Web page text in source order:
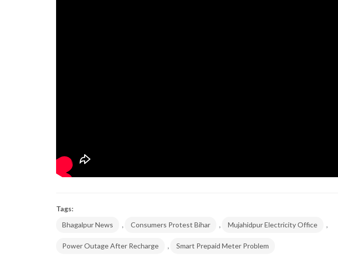
Tags:
Bhagalpur News
, Consumers Protest Bihar , Mujahidpur Electricity Office ,
Power Outage After Recharge , Smart Prepaid Meter Problem